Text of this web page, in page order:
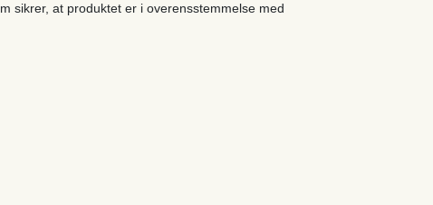
sikrer, at produktet er i overensstemmelse med